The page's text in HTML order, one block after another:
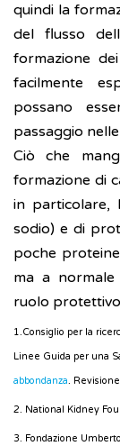
quindi la
del flusso
formazione
facilmente
possano
passaggio
Ciò che
formazione di
in particolare,
sodio) e di
poche
ma a
ruolo
1.Consiglio per la
Linee Guida per una
abbondanza.
2. National Kidney
3. Fondazione